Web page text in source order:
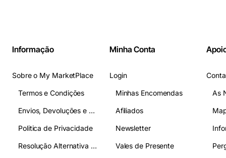
Informação
Sobre o My MarketPlace
Termos e Condições
Envios, Devoluções e Pagamentos
Politica de Privacidade
Resolução Alternativa de Litígios
Minha Conta
Login
Minhas Encomendas
Afiliados
Newsletter
Vales de Presente
As